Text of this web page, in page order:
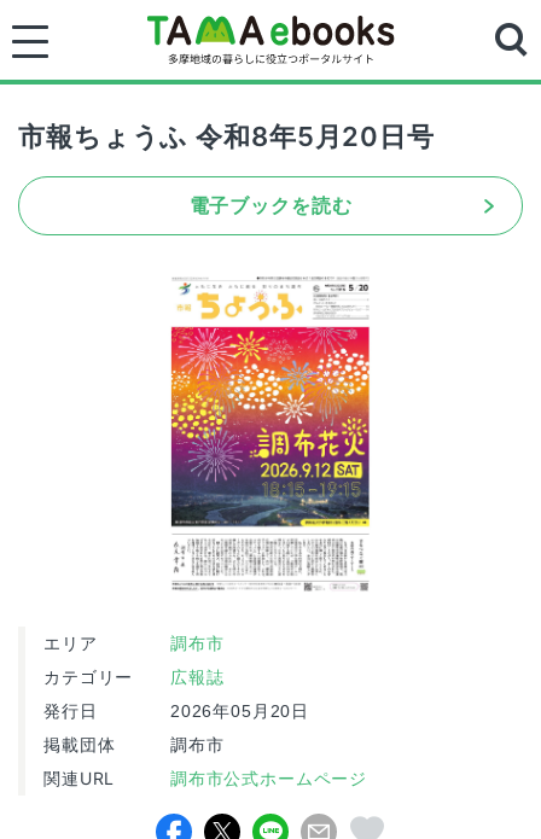
市報ちょうふ 令和8年5月20日号
電子ブックを読む
エリア 調布市
カテゴリー 広報誌
発行日 2026年05月20日
掲載団体 調布市
関連URL 調布市公式ホームページ